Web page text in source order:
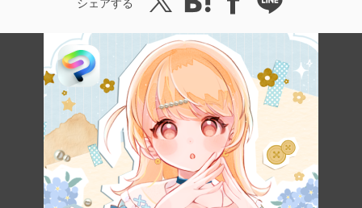
シェアする